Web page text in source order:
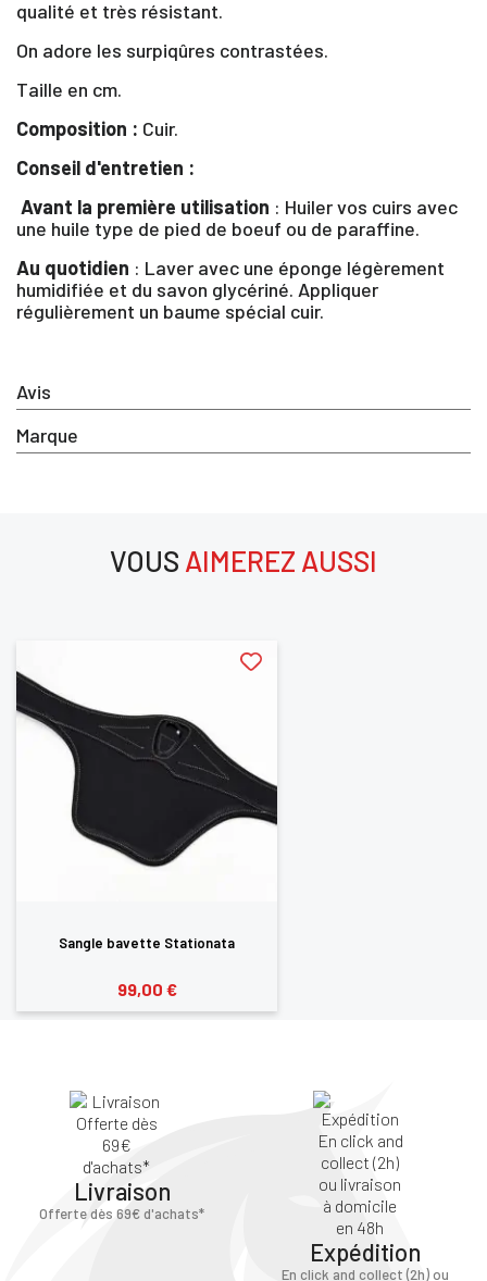
Avis
Marque
qualité et très résistant.
On adore les surpiqûres contrastées.
Taille en cm.
Composition : Cuir.
Conseil d'entretien :
Avant la première utilisation : Huiler vos cuirs avec
une huile type de pied de boeuf ou de paraffine.
Au quotidien : Laver avec une éponge légèrement
humidifiée et du savon glycériné. Appliquer
régulièrement un baume spécial cuir.
VOUS AIMEREZ AUSSI
Sangle bavette Stationata
99,00 €
Livraison
Offerte dès 69€ d'achats*
Expédition
En click and collect (2h) ou
×
Vous devez être connecté pour enregistrer des
ANNULER SE
CONNECTER